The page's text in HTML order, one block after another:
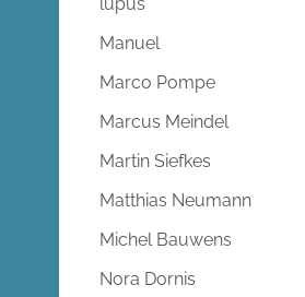
Manuel
Marco Pompe
Marcus Meindel
Martin Siefkes
Matthias Neumann
Michel Bauwens
Nora Dornis